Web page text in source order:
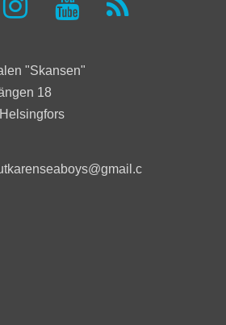
"Skansen"
18